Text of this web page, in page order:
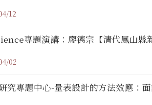
12
專題演講：廖德宗【清代鳳山縣
02
究專題中心-量表設計的方法效應：